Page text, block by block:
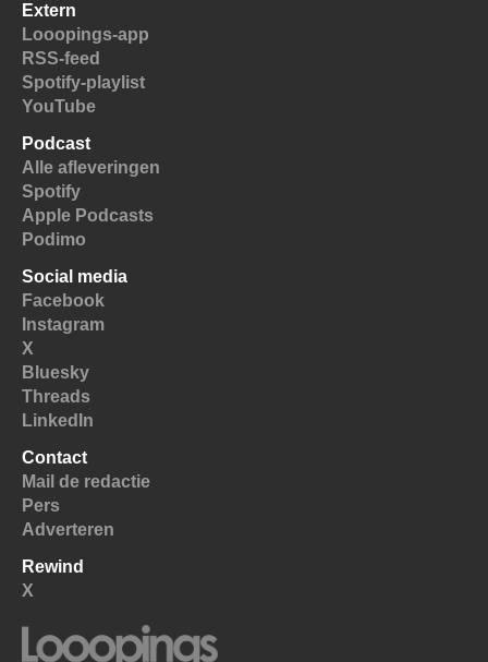
Extern
Looopings-app
RSS-feed
Spotify-playlist
YouTube
Podcast
Alle afleveringen
Spotify
Apple Podcasts
Podimo
Social media
Facebook
Instagram
X
Bluesky
Threads
LinkedIn
Contact
Mail de redactie
Pers
Adverteren
Rewind
X